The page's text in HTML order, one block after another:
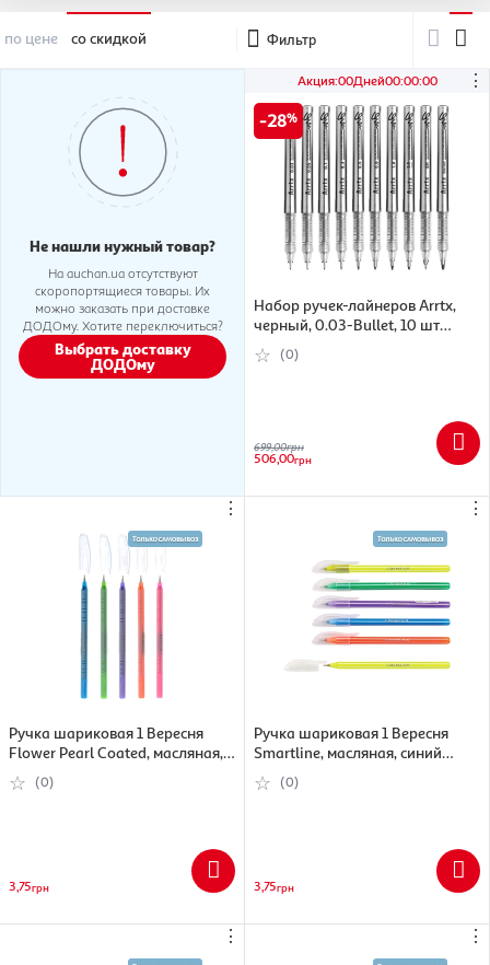
по цене со скидкой Фильтр
Не нашли нужный товар?
На auchan.ua отсутствуют
скоропортящиеся товары. Их
можно заказать при доставке
ДОДОму. Хотите переключиться?
Выбрать доставку
ДОДОму
Акция:00Дней00:00:00
⋮
28
Набор ручек-лайнеров Arrtx,
черный, 0.03-Bullet, 10 шт
(6974703126067)
(0)
699,00грн
506,00грн
⋮
Ручка шариковая 1 Вересня
Flower Pearl Coated, масляная,
синий (5009074110320)
(0)
3,75грн
⋮
Ручка шариковая 1 Вересня
Smartline, масляная, синий
(5009074110344)
(0)
3,75грн
⋮ ⋮